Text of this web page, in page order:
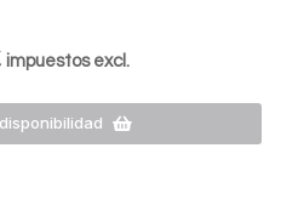
impuestos excl.